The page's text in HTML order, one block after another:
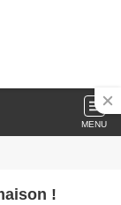
MENU
!